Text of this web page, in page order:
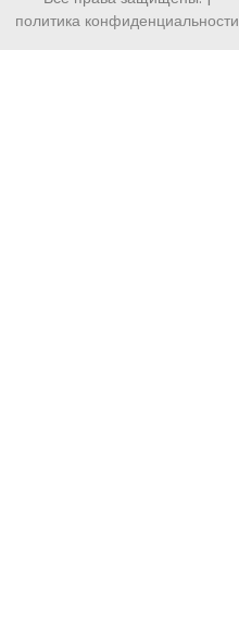
Все права защищены. |
политика конфиденциальности